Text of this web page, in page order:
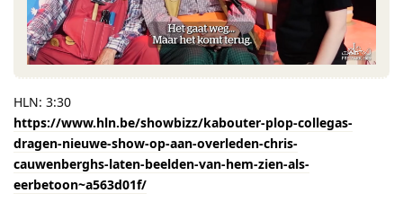
HLN: 3:30
https://www.hln.be/showbizz/kabouter-plop-collegas-
dragen-nieuwe-show-op-aan-overleden-chris-
cauwenberghs-laten-beelden-van-hem-zien-als-
eerbetoon~a563d01f/